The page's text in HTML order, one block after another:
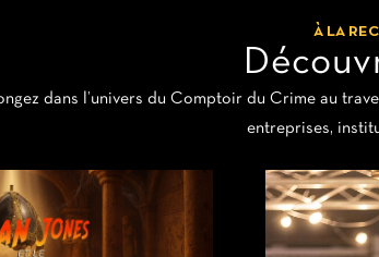
À LA
dans l’univers du Comptoir du Crime au
entreprises,